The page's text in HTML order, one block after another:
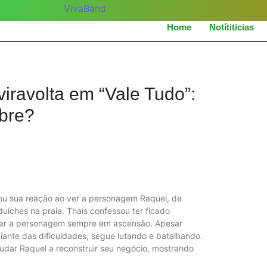
Home Notítiticias
em “Vale Tudo”:
sua reação ao ver a personagem Raquel, de
na praia. Thaís confessou ter ficado
a personagem sempre em ascensão. Apesar
das dificuldades, segue lutando e batalhando.
Raquel a reconstruir seu negócio, mostrando